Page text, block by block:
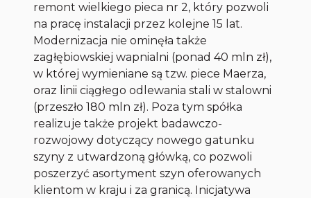
remont wielkiego pieca nr 2, który pozwoli
na pracę instalacji przez kolejne 15 lat.
Modernizacja nie ominęła także
zagłębiowskiej wapnialni (ponad 40 mln zł),
w której wymieniane są tzw. piece Maerza,
oraz linii ciągłego odlewania stali w stalowni
(przeszło 180 mln zł). Poza tym spółka
realizuje także projekt badawczo-
rozwojowy dotyczący nowego gatunku
szyny z utwardzoną główką, co pozwoli
poszerzyć asortyment szyn oferowanych
klientom w kraju i za granicą. Inicjatywa